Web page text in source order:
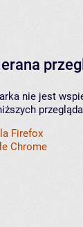
nie jest
Firefox
Chrome